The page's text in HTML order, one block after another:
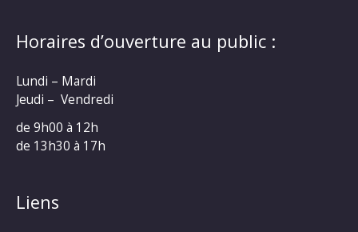
Horaires d’ouverture au public :
Lundi – Mardi
Jeudi – Vendredi
de 9h00 à 12h
de 13h30 à 17h
Liens